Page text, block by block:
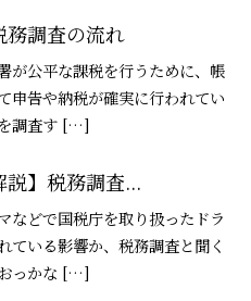
務調査の流れ
が公平な課税を行うために、帳
申告や納税が確実に行われてい
調査す […]
説】税務調査...
などで国税庁を取り扱ったドラ
ている影響か、税務調査と聞く
っかな […]